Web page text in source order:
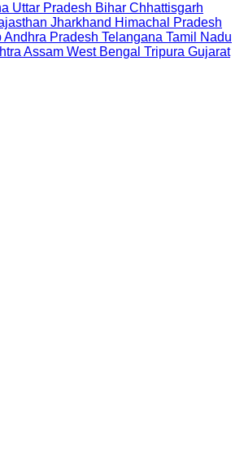
Uttar Pradesh Bihar Chhattisgarh
Jharkhand Himachal Pradesh
Andhra Pradesh Telangana Tamil Nadu
Assam West Bengal Tripura Gujarat